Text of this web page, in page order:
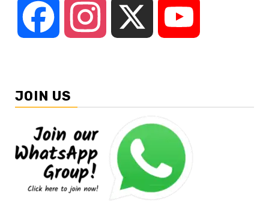
Facebook Instagram
JOIN US